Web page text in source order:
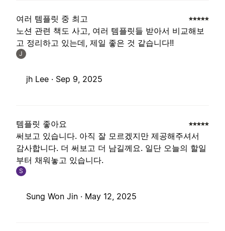
여러 템플릿 중 최고
노션 관련 책도 사고, 여러 템플릿들 받아서 비교해보
고 정리하고 있는데, 제일 좋은 것 같습니다!!
J
jh Lee · Sep 9, 2025
템플릿 좋아요
써보고 있습니다. 아직 잘 모르겠지만 제공해주셔서
감사합니다. 더 써보고 더 남길께요. 일단 오늘의 할일
부터 채워놓고 있습니다.
S
Sung Won Jin · May 12, 2025